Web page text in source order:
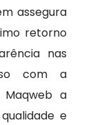
assegura
retorno
nas
com a
a
e